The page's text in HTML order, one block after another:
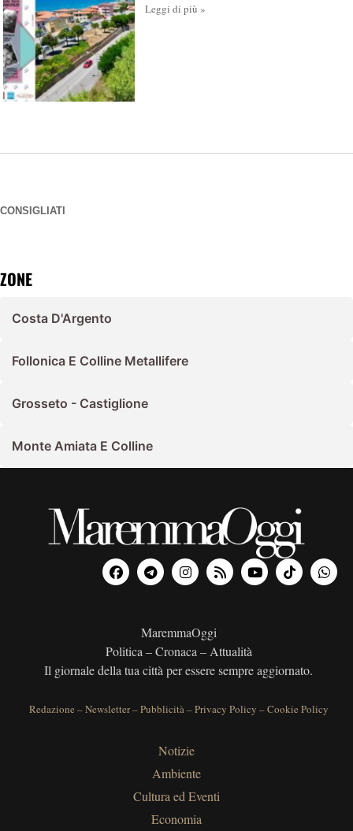
Leggi di più »
CONSIGLIATI
ZONE
Costa D'Argento
Follonica E Colline Metallifere
Grosseto - Castiglione
Monte Amiata E Colline
MaremmaOggi
Politica – Cronaca – Attualità
Il giornale della tua città per essere sempre aggiornato.
Redazione –Newsletter–Pubblicità–Privacy Policy –Cookie Policy
Notizie
Ambiente
Cultura ed Eventi
Economia